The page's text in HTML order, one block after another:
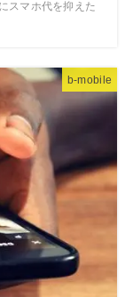
スマホ代を抑えた
b-mobile